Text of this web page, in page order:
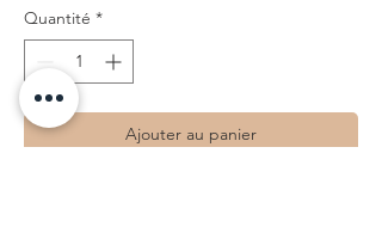
Quantité *
Ajouter au panier